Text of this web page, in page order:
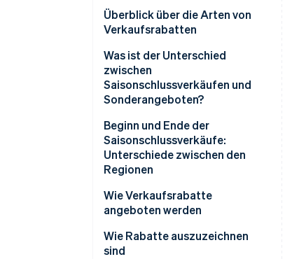
Gesetz 114/1998
März 2023
Regionale Vorschriften
Überblick über die Arten von
Verkaufsrabatten
Arten von Rabatten
Was ist der Unterschied
zwischen
Saisonschlussverkäufen und
Sonderangeboten?
Sind Saisonschlussverkäufe für
Geschäfte obligatorisch?
Wer legt die Termine für den
Saisonschlussverkauf fest?
Beginn und Ende der
Saisonschlussverkäufe:
Unterschiede zwischen den
Regionen
Wann beginnen die Black Friday-
Verkäufe?
Wie Verkaufsrabatte
angeboten werden
Wie Rabatte auszuzeichnen
sind